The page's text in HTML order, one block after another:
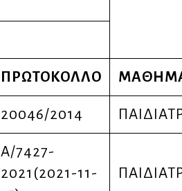
ΠΡΩΤΟΚΟΛΛΟ
20046/2014
Α/7427-
2021(2021-11-